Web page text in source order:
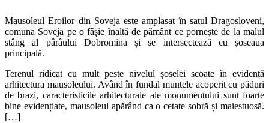
Mausoleul Eroilor din Soveja este amplasat în satul Dragosloveni,
comuna Soveja pe o fâșie înaltă de pământ ce pornește de la malul
stâng al pârâului Dobromina și se intersectează cu șoseaua
principală.
Terenul ridicat cu mult peste nivelul șoselei scoate în evidență
arhitectura mausoleului. Având în fundal muntele acoperit cu păduri
de brazi, caracteristicile arhitecturale ale monumentului sunt foarte
bine evidențiate, mausoleul apărând ca o cetate sobră și maiestuosă.
[…]